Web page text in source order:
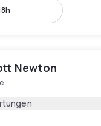
Newton